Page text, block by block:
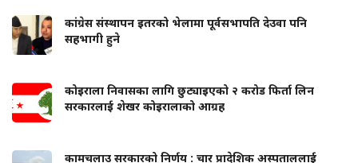
कांग्रेस संस्थापन इतरको भेलामा पूर्वसभापति देउवा पनि
सहभागी हुने
कोइराला निवासका लागि छुट्याइएको २ करोड फिर्ता लिन
सरकारलाई शेखर कोइरालाको आग्रह
कामचलाउ सरकारको निर्णय : चार प्रादेशिक अस्पताललाई